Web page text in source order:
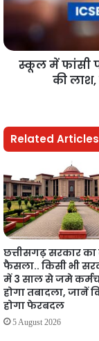
स्कूल में फांसी
की
Related Articles
छत्तीसगढ़ सरकार का
फैसला.. किसी भी
में 3 साल से जमे
होगा तबादला, जानें
होगा फेरबदल
5 August 2026